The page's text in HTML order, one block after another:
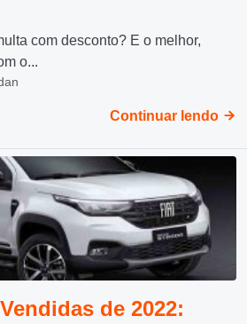
com desconto? E o melhor,
o...
Continuar lendo
de 2022: